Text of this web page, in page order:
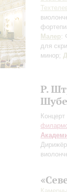
Малер:
для
минор;
Р.